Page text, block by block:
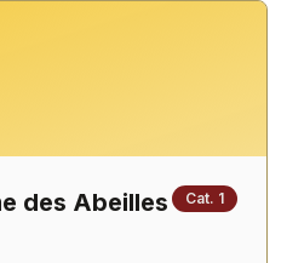
des Abeilles Cat. 1